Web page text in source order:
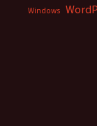
Windows